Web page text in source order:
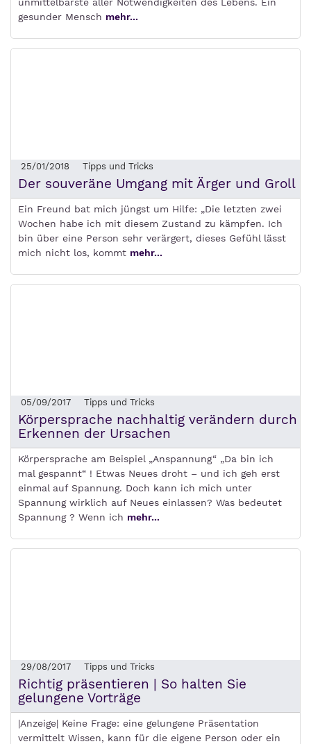
gesunder Mensch mehr...
25/01/2018 Tipps und Tricks
Der souveräne Umgang mit Ärger und Groll
Ein Freund bat mich jüngst um Hilfe: „Die letzten zwei
Wochen habe ich mit diesem Zustand zu kämpfen. Ich
bin über eine Person sehr verärgert, dieses Gefühl lässt
mich nicht los, kommt mehr...
05/09/2017 Tipps und Tricks
Körpersprache nachhaltig verändern durch
Erkennen der Ursachen
Körpersprache am Beispiel „Anspannung“ „Da bin ich
mal gespannt“ ! Etwas Neues droht – und ich geh erst
einmal auf Spannung. Doch kann ich mich unter
Spannung wirklich auf Neues einlassen? Was bedeutet
Spannung ? Wenn ich mehr...
29/08/2017 Tipps und Tricks
Richtig präsentieren | So halten Sie
gelungene Vorträge
|Anzeige| Keine Frage: eine gelungene Präsentation
vermittelt Wissen, kann für die eigene Person oder ein